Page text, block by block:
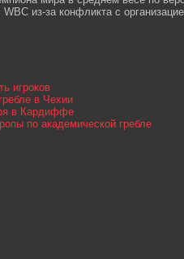
из-за конфликта с
игроков
в Чехии
в Кардиффе
по академической гребле